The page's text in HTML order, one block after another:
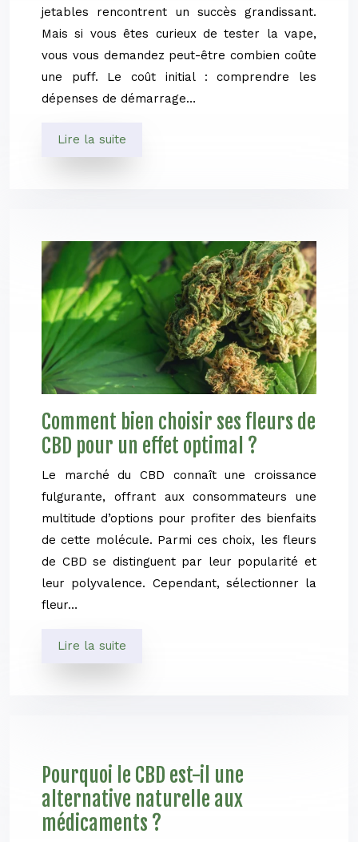
jetables rencontrent un succès grandissant.
Mais si vous êtes curieux de tester la vape,
vous vous demandez peut-être combien coûte
une puff. Le coût initial : comprendre les
dépenses de démarrage…
Lire la suite
Comment bien choisir ses fleurs de
CBD pour un effet optimal ?
Le marché du CBD connaît une croissance
fulgurante, offrant aux consommateurs une
multitude d’options pour profiter des bienfaits
de cette molécule. Parmi ces choix, les fleurs
de CBD se distinguent par leur popularité et
leur polyvalence. Cependant, sélectionner la
fleur…
Lire la suite
Pourquoi le CBD est-il une
alternative naturelle aux
médicaments ?